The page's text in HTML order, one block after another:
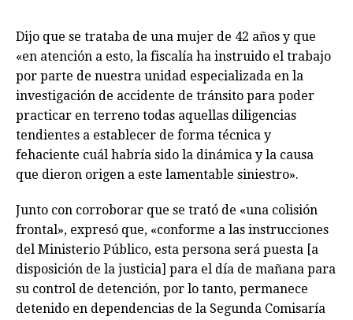
Dijo que se trataba de una mujer de 42 años y que
«en atención a esto, la fiscalía ha instruido el trabajo
por parte de nuestra unidad especializada en la
investigación de accidente de tránsito para poder
practicar en terreno todas aquellas diligencias
tendientes a establecer de forma técnica y
fehaciente cuál habría sido la dinámica y la causa
que dieron origen a este lamentable siniestro».
Junto con corroborar que se trató de «una colisión
frontal», expresó que, «conforme a las instrucciones
del Ministerio Público, esta persona será puesta [a
disposición de la justicia] para el día de mañana para
su control de detención, por lo tanto, permanece
detenido en dependencias de la Segunda Comisaría